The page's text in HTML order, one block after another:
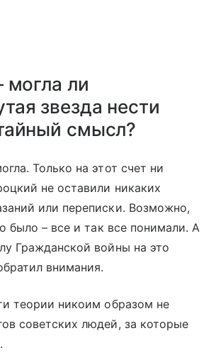
могла ли
звезда нести
смысл?
Только на этот счет ни
не оставили никаких
или переписки. Возможно,
было – все и так все понимали. А
Гражданской войны на это
внимания.
теории никоим образом не
советских людей, за которые